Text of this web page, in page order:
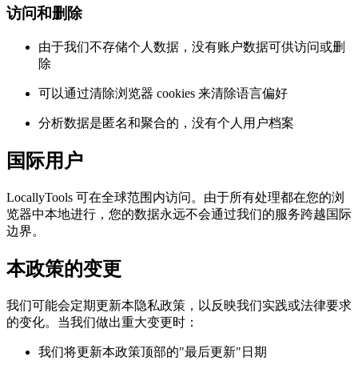
访问和删除
由于我们不存储个人数据，没有账户数据可供访问或删
除
可以通过清除浏览器 cookies 来清除语言偏好
分析数据是匿名和聚合的，没有个人用户档案
国际用户
LocallyTools 可在全球范围内访问。由于所有处理都在您的浏
览器中本地进行，您的数据永远不会通过我们的服务跨越国际
边界。
本政策的变更
我们可能会定期更新本隐私政策，以反映我们实践或法律要求
的变化。当我们做出重大变更时：
我们将更新本政策顶部的"最后更新"日期